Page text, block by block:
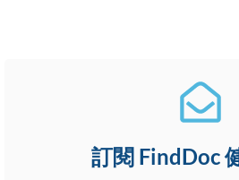
訂閱 FindDoc